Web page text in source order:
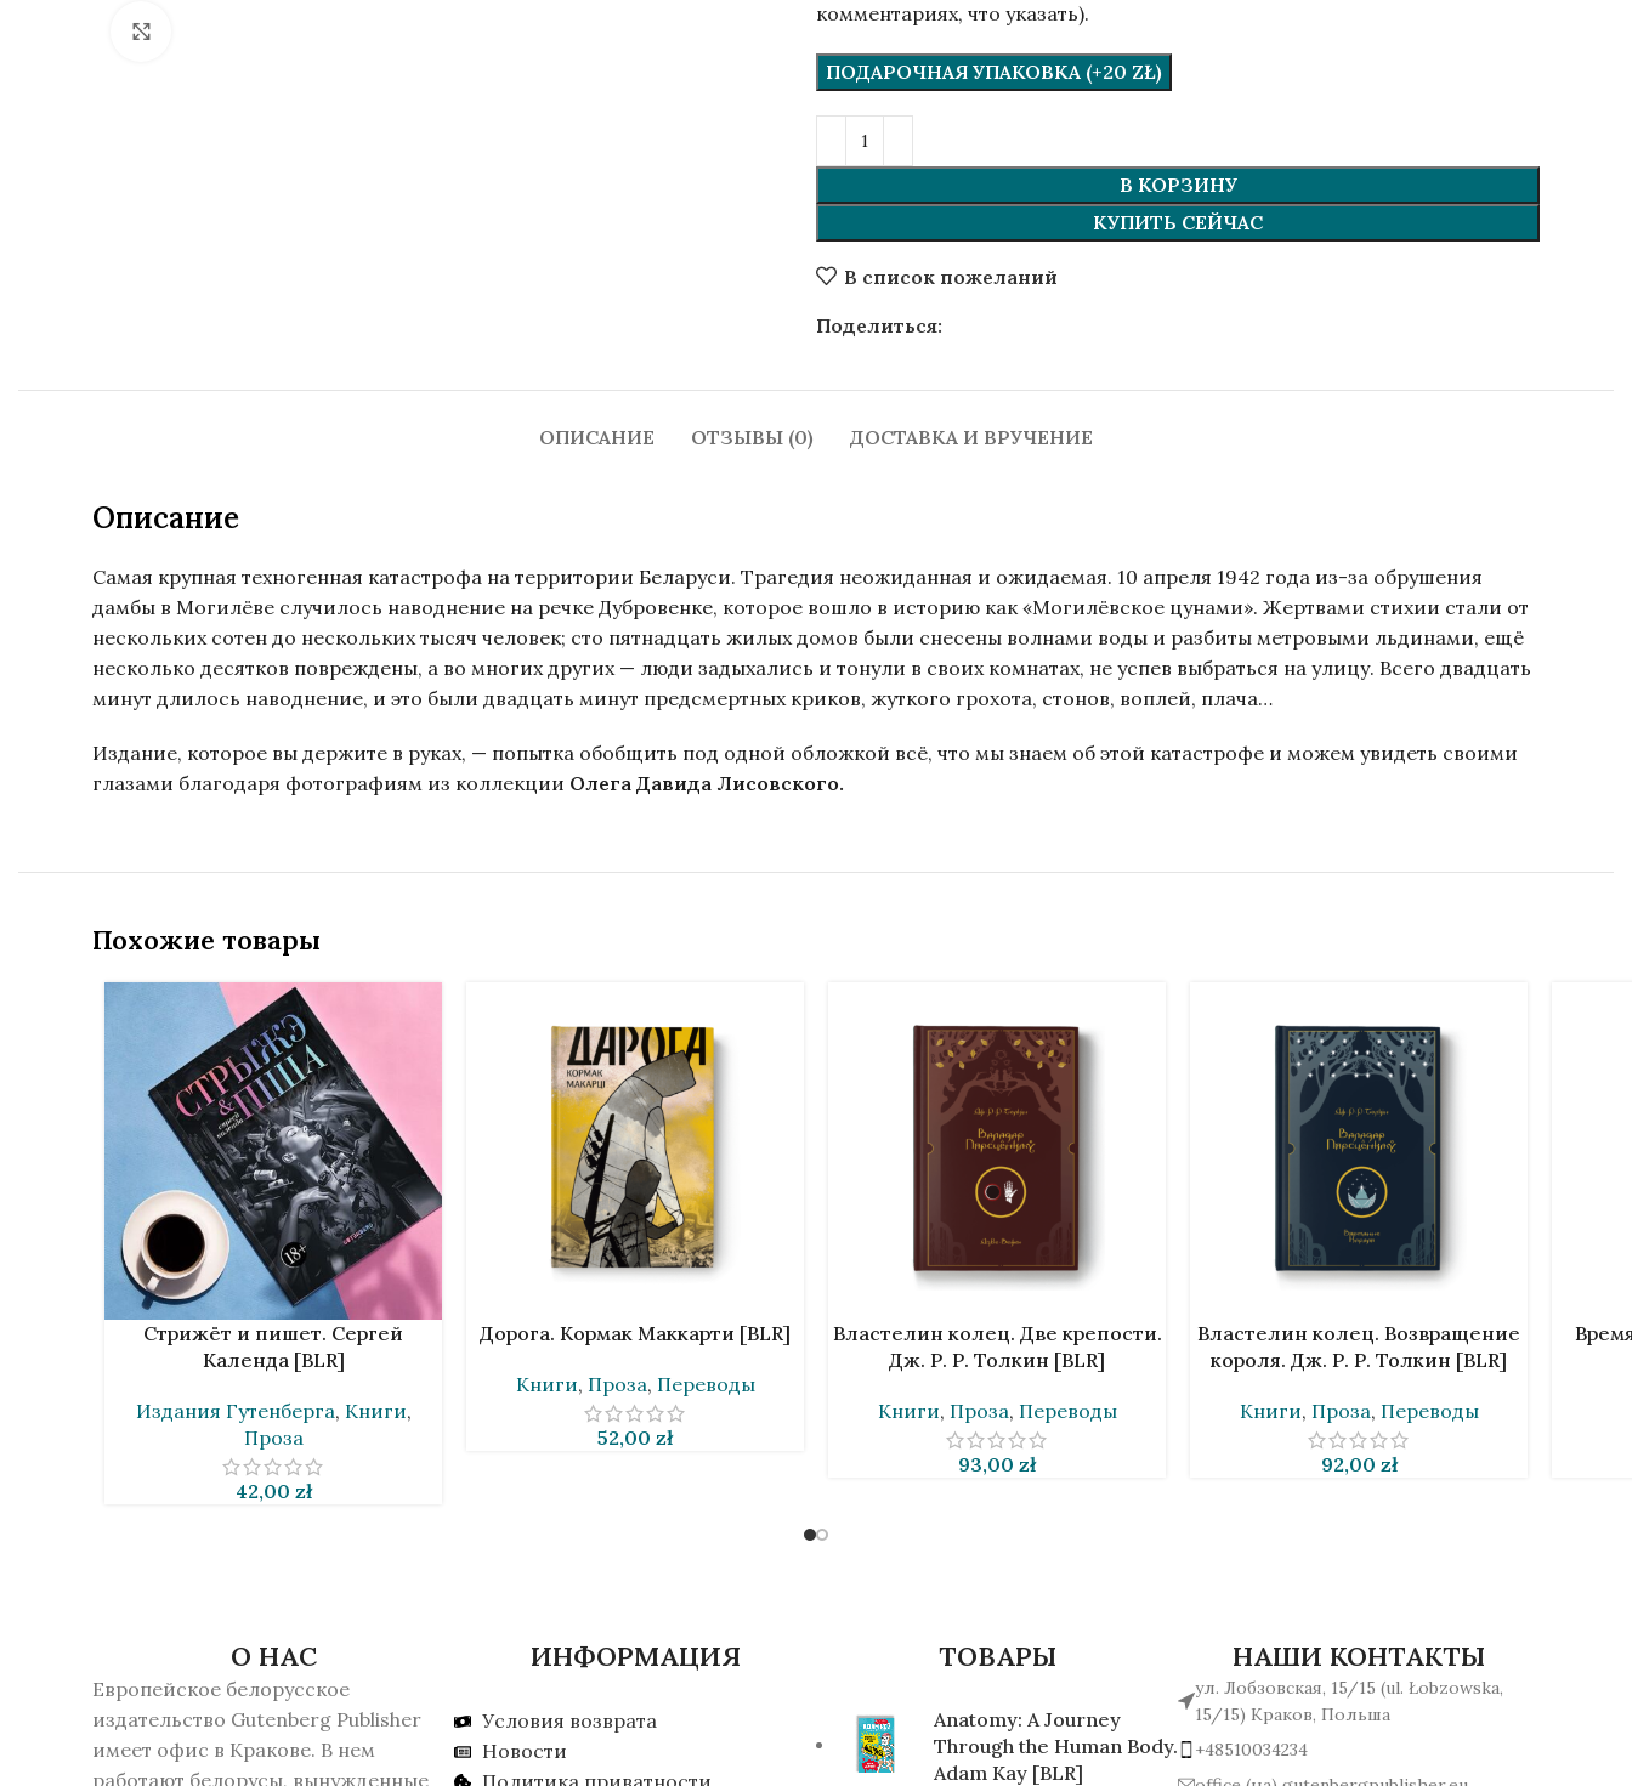
комментариях, что указать).
ПОДАРОЧНАЯ УПАКОВКА (+20 ZŁ)
В КОРЗИНУ
КУПИТЬ СЕЙЧАС
В список пожеланий
Поделиться:
ОПИСАНИЕ ОТЗЫВЫ (0) ДОСТАВКА И ВРУЧЕНИЕ
Описание
Самая крупная техногенная катастрофа на территории Беларуси. Трагедия неожиданная и ожидаемая. 10 апреля 1942 года из-за обрушения
дамбы в Могилёве случилось наводнение на речке Дубровенке, которое вошло в историю как «Могилёвское цунами». Жертвами стихии стали от
нескольких сотен до нескольких тысяч человек; сто пятнадцать жилых домов были снесены волнами воды и разбиты метровыми льдинами, ещё
несколько десятков повреждены, а во многих других — люди задыхались и тонули в своих комнатах, не успев выбраться на улицу. Всего двадцать
минут длилось наводнение, и это были двадцать минут предсмертных криков, жуткого грохота, стонов, воплей, плача…
Издание, которое вы держите в руках, — попытка обобщить под одной обложкой всё, что мы знаем об этой катастрофе и можем увидеть своими
глазами благодаря фотографиям из коллекции Олега Давида Лисовского.
Похожие товары
В КОРЗИНУ
Стрижёт и пишет. Сергей
Календа [BLR]
Издания Гутенберга, Книги,
Проза
42,00 zł
В КОРЗИНУ
Дорога. Кормак Маккарти [BLR]
Книги, Проза, Переводы
52,00 zł
В КОРЗИНУ
Властелин колец. Две крепости.
Дж. Р. Р. Толкин [BLR]
Книги, Проза, Переводы
93,00 zł
В КОРЗИНУ
Властелин колец. Возвращение
короля. Дж. Р. Р. Толкин [BLR]
Книги, Проза, Переводы
92,00 zł
В
О НАС
Европейское белорусское
издательство Gutenberg Publisher
имеет офис в Кракове. В нем
работают белорусы, вынужденные
ИНФОРМАЦИЯ
Условия возврата
Новости
Политика приватности
ТОВАРЫ
Anatomy: A Journey
Through the Human Body.
Adam Kay [BLR]
НАШИ КОНТАКТЫ
ул. Лобзовская, 15/15 (ul. Łobzowska,
15/15) Краков, Польша
+48510034234